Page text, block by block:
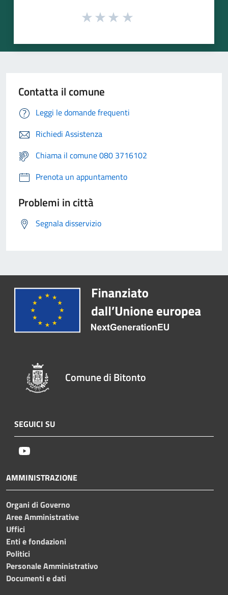
Contatta il comune
Leggi le domande frequenti
Richiedi Assistenza
Chiama il comune 080 3716102
Prenota un appuntamento
Problemi in città
Segnala disservizio
Comune di Bitonto
SEGUICI SU
AMMINISTRAZIONE
Organi di Governo
Aree Amministrative
Uffici
Enti e fondazioni
Politici
Personale Amministrativo
Documenti e dati